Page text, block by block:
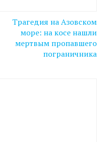
Трагедия на Азовском
море: на косе нашли
мертвым пропавшего
пограничника